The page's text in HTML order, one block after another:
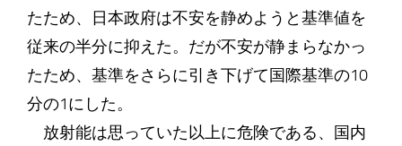
たため、日本政府は不安を静めようと基準値を
従来の半分に抑えた。だが不安が静まらなかっ
たため、基準をさらに引き下げて国際基準の10
分の1にした。
放射能は思っていた以上に危険である、国内